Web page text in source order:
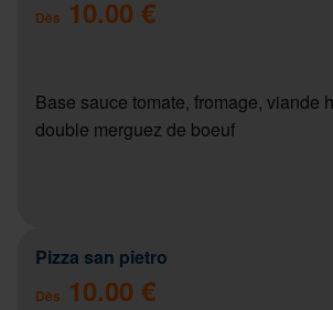
Dès 10.00 €
Base sauce tomate, fromage, viande
double merguez de boeuf
Pizza san pietro
Dès 10.00 €